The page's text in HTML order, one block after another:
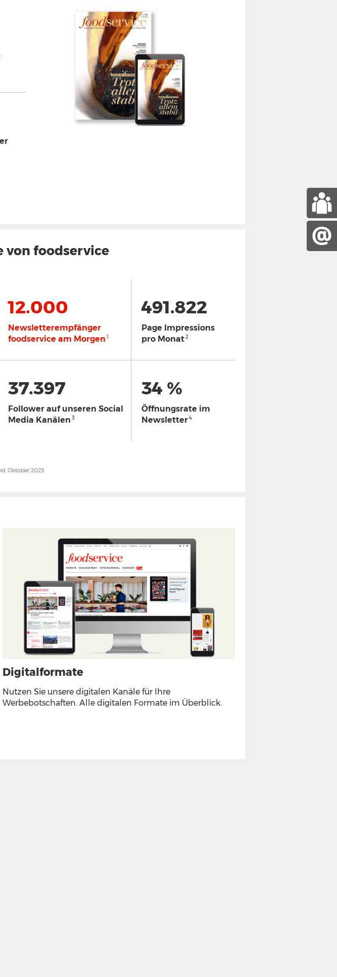
von foodservice
12.000
Newsletterempfänger
foodservice am Morgen 1
491.822
Page Impressions
pro Monat2
37.397
Follower auf unseren Social
Media Kanälen 3
34 %
Öffnungsrate im
Newsletter4
Oktober 2023
Digitalformate
Nutzen Sie unsere digitalen Kanäle für Ihre
Werbebotschaften. Alle digitalen Formate im Überblick.